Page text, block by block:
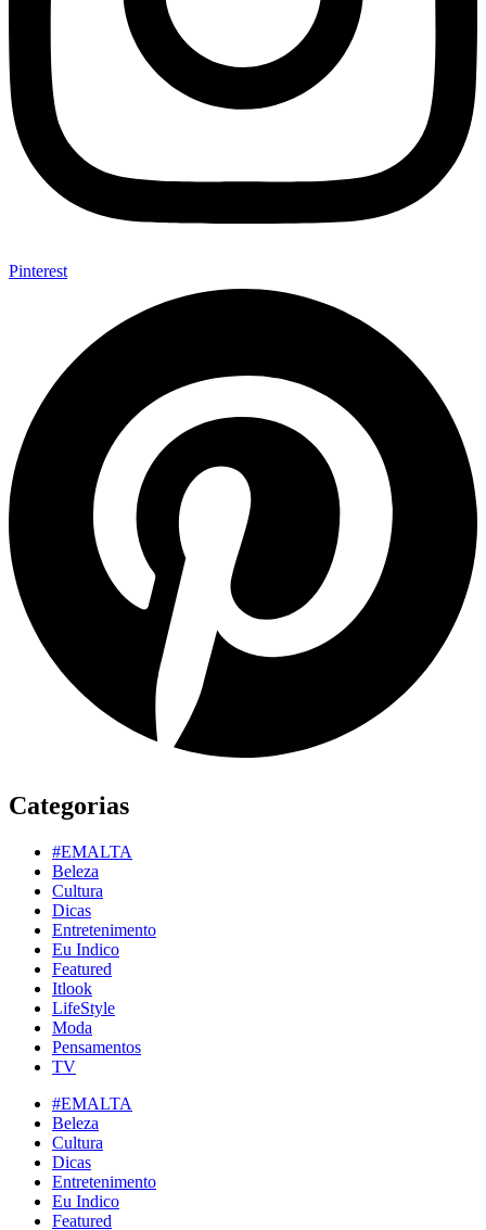
Pinterest
Categorias
#EMALTA
Beleza
Cultura
Dicas
Entretenimento
Eu Indico
Featured
Itlook
LifeStyle
Moda
Pensamentos
TV
#EMALTA
Beleza
Cultura
Dicas
Entretenimento
Eu Indico
Featured